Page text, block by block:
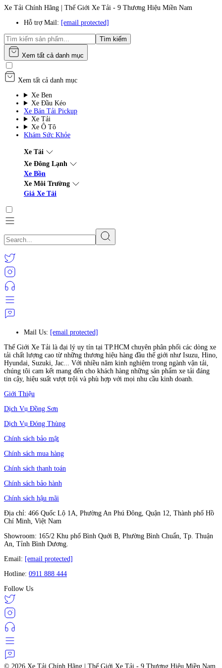
Xe Tải Chính Hãng | Thế Giới Xe Tải - 9 Thương Hiệu Miền Nam
Hỗ trợ Mail: [email protected]
Tìm kiếm
Xem tất cả danh mục
Xem tất cả danh mục
Xe Ben
Xe Đầu Kéo
Xe Bán Tải Pickup
Xe Tải
Xe Ô Tô
Khám Sức Khỏe
Xe Tải
Xe Đông Lạnh
Xe Bồn
Xe Môi Trường
Giá Xe Tải
Mail Us: [email protected]
Thế Giới Xe Tải là đại lý uy tín tại TP.HCM chuyên phân phối các dòng xe
tải chất lượng cao từ những thương hiệu hàng đầu thế giới như Isuzu, Hino,
Hyundai, Suzuki, Jac... Với nhiều năm kinh nghiệm trong ngành vận tải,
chúng tôi cam kết mang đến cho khách hàng những sản phẩm xe tải đáng
tin cậy, hiệu suất vượt trội và phù hợp với mọi nhu cầu kinh doanh.
Giới Thiệu
Dịch Vụ Đồng Sơn
Dịch Vụ Đóng Thùng
Chính sách bảo mật
Chính sách mua hàng
Chính sách thanh toán
Chính sách bảo hành
Chính sách hậu mãi
Địa chỉ: 466 Quốc Lộ 1A, Phường An Phú Đông, Quận 12, Thành phố Hồ
Chí Minh, Việt Nam
Showroom: 165/2 Khu phố Bình Quới B, Phường Bình Chuẩn, Tp. Thuận
An, Tỉnh Bình Dương.
Email: [email protected]
Hotline: 0911 888 444
Follow Us
© 2026 Xe Tải Chính Hãng | Thế Giới Xe Tải - 9 Thương Hiệu Miền Nam